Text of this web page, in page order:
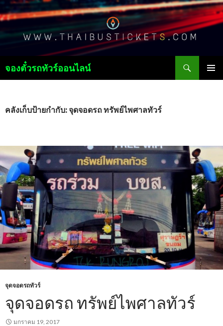
จองตั๋วรถทัวร์ออนไลน์
เนื้อหา
คลังเก็บป้ายกำกับ: จุดจอดรถ ทรัพย์ไพศาลทัวร์
จุดจอดรถทัวร์
จุดจอดรถ ทรัพย์ไพศาลทัวร์
มกราคม 19, 2017